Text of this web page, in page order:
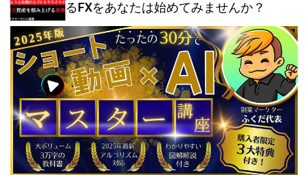
c
h
c
o
l
o
r
m
o
d
e
c
h
るFXをあなたは始めてみませんか？